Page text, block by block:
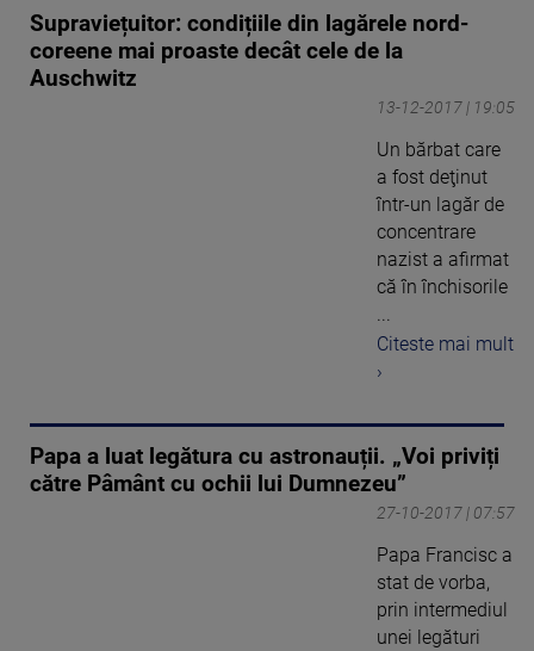
Supraviețuitor: condițiile din lagărele nord-
coreene mai proaste decât cele de la
Auschwitz
13-12-2017 | 19:05
Un bărbat care
a fost deţinut
într-un lagăr de
concentrare
nazist a afirmat
că în închisorile
...
Citeste mai mult
›
Papa a luat legătura cu astronauții. „Voi priviți
către Pâmânt cu ochii lui Dumnezeu”
27-10-2017 | 07:57
Papa Francisc a
stat de vorba,
prin intermediul
unei legături